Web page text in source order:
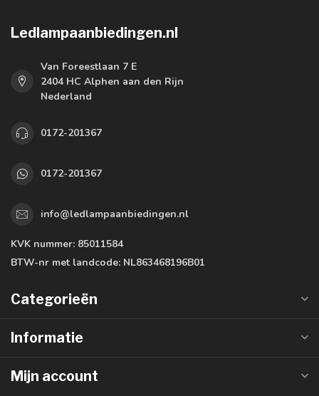
Ledlampaanbiedingen.nl
Van Foreestlaan 7 E
2404 HC Alphen aan den Rijn
Nederland
0172-201367
0172-201367
info@ledlampaanbiedingen.nl
KVK nummer: 85011584
BTW-nr met landcode: NL863468196B01
Categorieën
Informatie
Mijn account